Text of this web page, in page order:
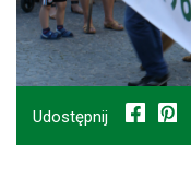
Udostępnij